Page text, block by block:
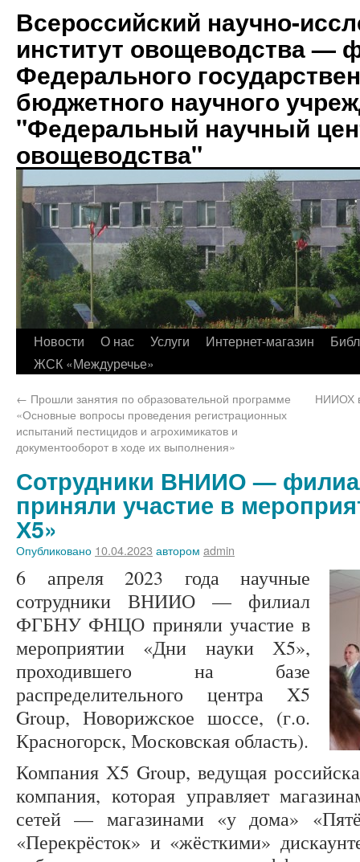
Всероссийский научно-
институт овощеводства —
Федерального
бюджетного научного
"Федеральный научный
овощеводства"
Новости О нас Услуги Интернет-магазин
ЖСК «Междуречье»
← Прошли занятия по образовательной программе
«Основные вопросы проведения регистрационных
испытаний пестицидов и агрохимикатов и
документооборот в ходе их выполнения»
НИИОХ
Сотрудники ВНИИО —
приняли участие в
Х5»
Опубликовано 10.04.2023 автором admin
6 апреля 2023 года научные
сотрудники ВНИИО — филиал
ФГБНУ ФНЦО приняли участие в
мероприятии «Дни науки Х5»,
проходившего на базе
распределительного центра X5
Group, Новорижское шоссе, (г.о.
Красногорск, Московская область).
Компания X5 Group, ведущая
компания, которая управляет
сетей — магазинами «у дома»
«Перекрёсток» и «жёсткими»